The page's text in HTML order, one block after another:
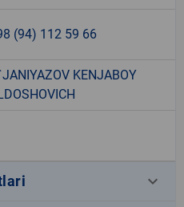
(94) 112 59 66
KENJABOY
keyboard_arrow_down